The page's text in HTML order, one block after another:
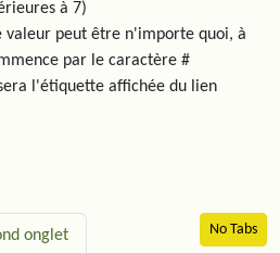
à 7)
valeur peut être n'importe quoi, à
par le caractère #
l'étiquette affichée du lien
No Tabs
onglet